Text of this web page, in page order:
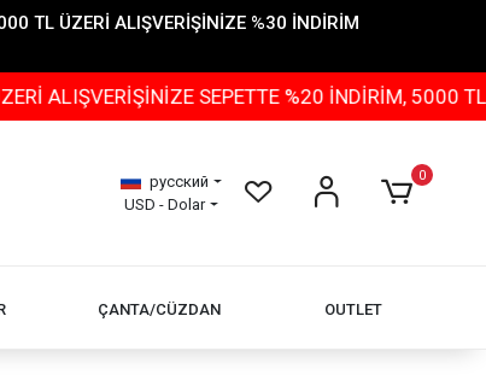
TL ÜZERİ ALIŞVERİŞİNİZE %30 İNDİRİM
SEPETTE %20 İNDİRİM, 5000 TL ÜZERİ
русский
USD - Dolar
0
ÇANTA/CÜZDAN OUTLET